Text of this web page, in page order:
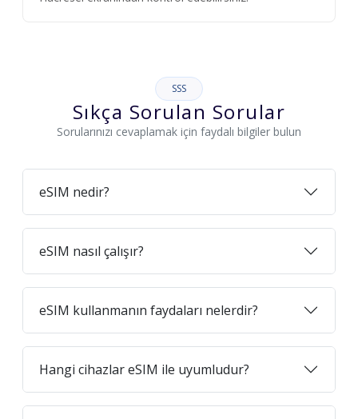
SSS
Sıkça Sorulan Sorular
Sorularınızı cevaplamak için faydalı bilgiler bulun
eSIM nedir?
eSIM nasıl çalışır?
eSIM kullanmanın faydaları nelerdir?
Hangi cihazlar eSIM ile uyumludur?